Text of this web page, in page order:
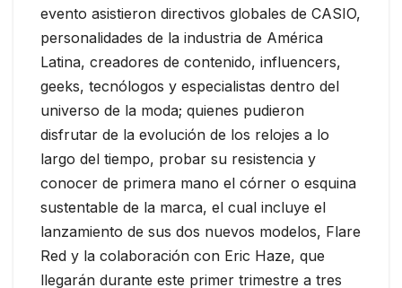
evento asistieron directivos globales de CASIO,
personalidades de la industria de América
Latina, creadores de contenido, influencers,
geeks, tecnólogos y especialistas dentro del
universo de la moda; quienes pudieron
disfrutar de la evolución de los relojes a lo
largo del tiempo, probar su resistencia y
conocer de primera mano el córner o esquina
sustentable de la marca, el cual incluye el
lanzamiento de sus dos nuevos modelos, Flare
Red y la colaboración con Eric Haze, que
llegarán durante este primer trimestre a tres